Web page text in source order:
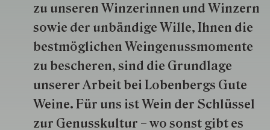
zu unseren Win­zer­innen und Win­zern
so­wie der un­bän­dige Wille, Ihnen die
best­mög­lich­en Wein­genuss­momente
zu besche­ren, sind die Grund­lage
unserer Arbeit bei Lobenbergs Gute
Weine. Für uns ist Wein der Schlüs­sel
zur Genuss­kultur – wo sonst gibt es